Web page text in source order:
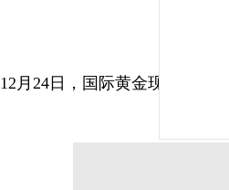
12月24日，国际黄金现货价格